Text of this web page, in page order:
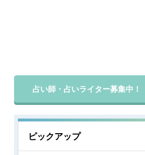
占い師・占いライター募集中！
ピックアップ